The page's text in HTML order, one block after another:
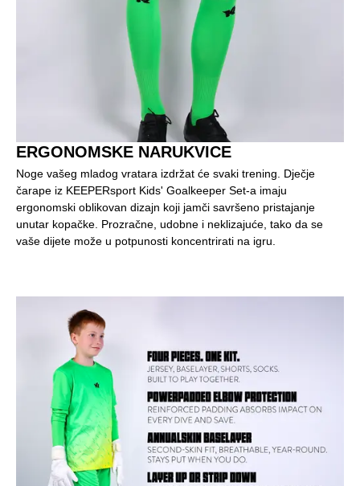
ERGONOMSKE NARUKVICE
Noge vašeg mladog vratara izdržat će svaki trening. Dječje
čarape iz KEEPERsport Kids' Goalkeeper Set-a imaju
ergonomski oblikovan dizajn koji jamči savršeno pristajanje
unutar kopačke. Prozračne, udobne i neklizajuće, tako da se
vaše dijete može u potpunosti koncentrirati na igru.